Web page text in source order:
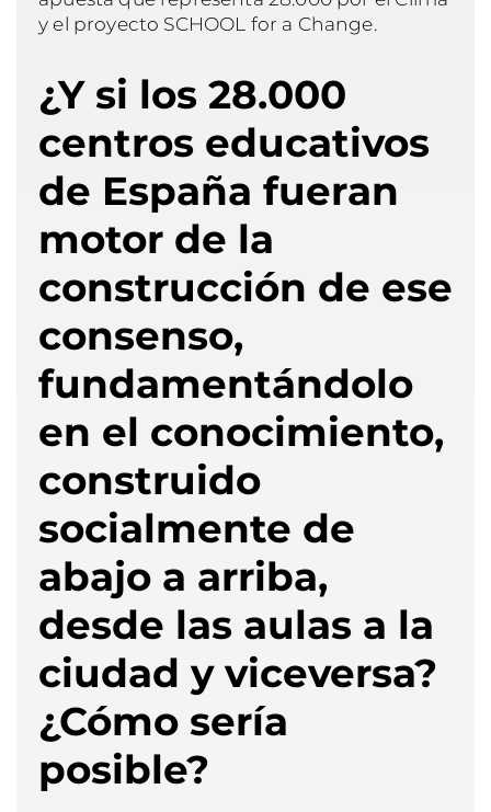
y el proyecto SCHOOL for a Change.
¿Y si los 28.000
centros educativos
de España fueran
motor de la
construcción de ese
consenso,
fundamentándolo
en el conocimiento,
construido
socialmente de
abajo a arriba,
desde las aulas a la
ciudad y viceversa?
¿Cómo sería
posible?